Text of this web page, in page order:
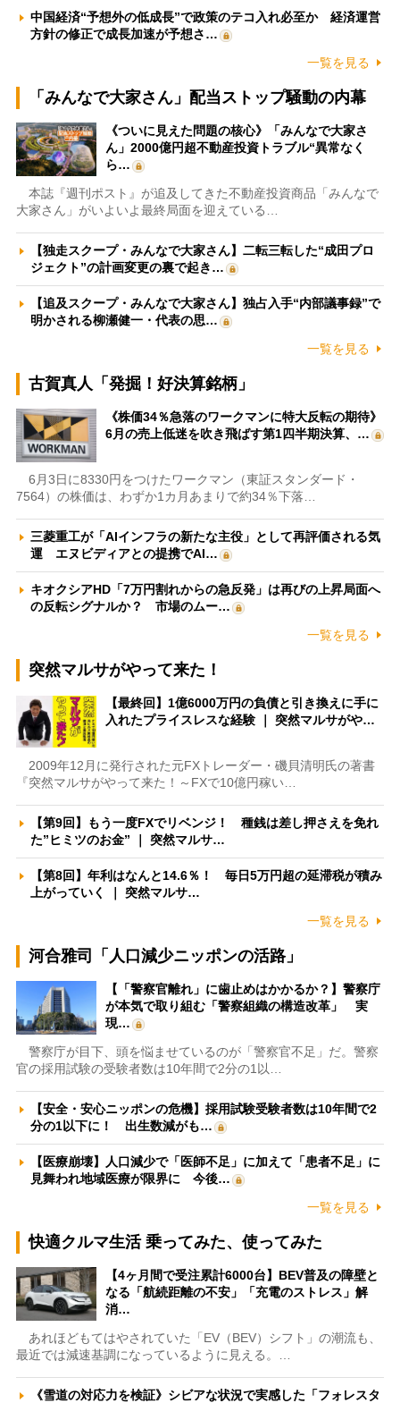
中国経済“予想外の低成長”で政策のテコ入れ必至か 経済運営
方針の修正で成長加速が予想さ…
一覧を見る
「みんなで大家さん」配当ストップ騒動の内幕
《ついに見えた問題の核心》「みんなで大家さ
ん」2000億円超不動産投資トラブル“異常なく
ら…
本誌『週刊ポスト』が追及してきた不動産投資商品「みんなで
大家さん」がいよいよ最終局面を迎えている…
【独走スクープ・みんなで大家さん】二転三転した“成田プロ
ジェクト”の計画変更の裏で起き…
【追及スクープ・みんなで大家さん】独占入手“内部議事録”で
明かされる柳瀬健一・代表の思…
一覧を見る
古賀真人「発掘！好決算銘柄」
《株価34％急落のワークマンに特大反転の期待》
6月の売上低迷を吹き飛ばす第1四半期決算、…
6月3日に8330円をつけたワークマン（東証スタンダード・
7564）の株価は、わずか1カ月あまりで約34％下落…
三菱重工が「AIインフラの新たな主役」として再評価される気
運 エヌビディアとの提携でAI…
キオクシアHD「7万円割れからの急反発」は再びの上昇局面へ
の反転シグナルか？ 市場のムー…
一覧を見る
突然マルサがやって来た！
【最終回】1億6000万円の負債と引き換えに手に
入れたプライスレスな経験 ｜ 突然マルサがや…
2009年12月に発行された元FXトレーダー・磯貝清明氏の著書
『突然マルサがやって来た！～FXで10億円稼い…
【第9回】もう一度FXでリベンジ！ 種銭は差し押さえを免れ
た”ヒミツのお金” ｜ 突然マルサ…
【第8回】年利はなんと14.6％！ 毎日5万円超の延滞税が積み
上がっていく ｜ 突然マルサ…
一覧を見る
河合雅司「人口減少ニッポンの活路」
【「警察官離れ」に歯止めはかかるか？】警察庁
が本気で取り組む「警察組織の構造改革」 実
現…
警察庁が目下、頭を悩ませているのが「警察官不足」だ。警察
官の採用試験の受験者数は10年間で2分の1以…
【安全・安心ニッポンの危機】採用試験受験者数は10年間で2
分の1以下に！ 出生数減がも…
【医療崩壊】人口減少で「医師不足」に加えて「患者不足」に
見舞われ地域医療が限界に 今後…
一覧を見る
快適クルマ生活 乗ってみた、使ってみた
【4ヶ月間で受注累計6000台】BEV普及の障壁と
なる「航続距離の不安」「充電のストレス」解
消…
あれほどもてはやされていた「EV（BEV）シフト」の潮流も、
最近では減速基調になっているように見える。…
《雪道の対応力を検証》シビアな状況で実感した「フォレスタ